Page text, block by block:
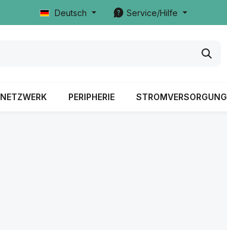
Deutsch Service/Hilfe
NETZWERK PERIPHERIE STROMVERSORGUNG